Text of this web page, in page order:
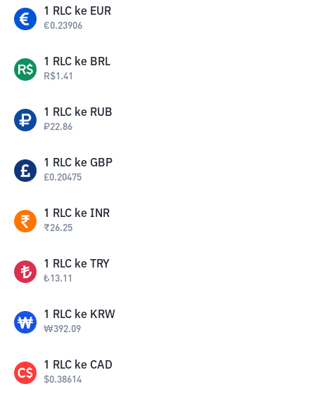
1 RLC ke EUR
€0.23906
1 RLC ke BRL
R$1.41
1 RLC ke RUB
₽22.86
1 RLC ke GBP
£0.20475
1 RLC ke INR
₹26.25
1 RLC ke TRY
₺13.11
1 RLC ke KRW
₩392.09
1 RLC ke CAD
$0.38614